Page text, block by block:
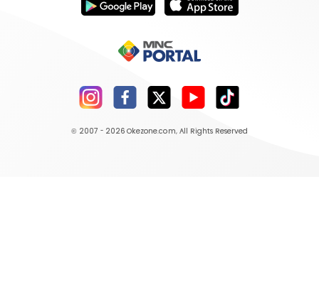
© 2007 - 2026 Okezone.com, All Rights Reserved